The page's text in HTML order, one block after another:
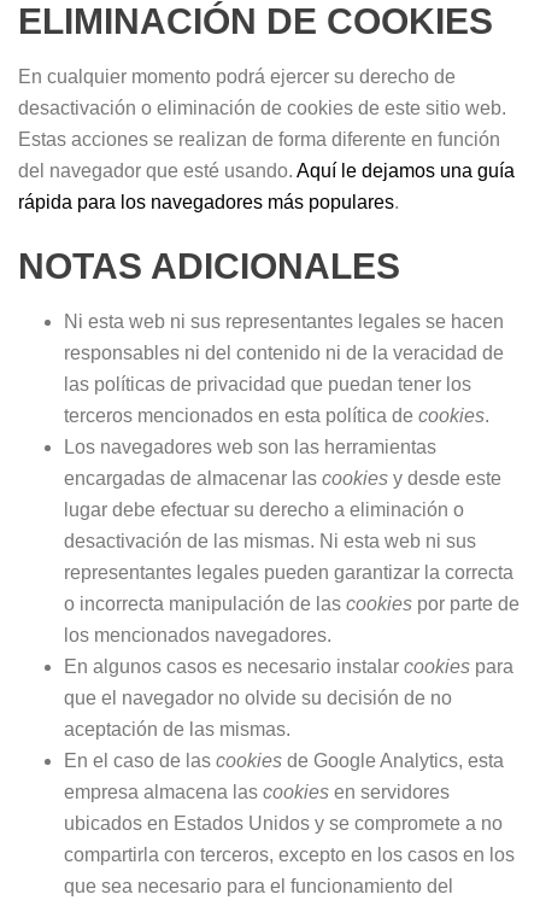
ELIMINACIÓN DE COOKIES
En cualquier momento podrá ejercer su derecho de
desactivación o eliminación de cookies de este sitio web.
Estas acciones se realizan de forma diferente en función
del navegador que esté usando. Aquí le dejamos una guía
rápida para los navegadores más populares.
NOTAS ADICIONALES
Ni esta web ni sus representantes legales se hacen
responsables ni del contenido ni de la veracidad de
las políticas de privacidad que puedan tener los
terceros mencionados en esta política de cookies.
Los navegadores web son las herramientas
encargadas de almacenar las cookiesy desde este
lugar debe efectuar su derecho a eliminación o
desactivación de las mismas. Ni esta web ni sus
representantes legales pueden garantizar la correcta
o incorrecta manipulación de las cookiespor parte de
los mencionados navegadores.
En algunos casos es necesario instalar cookiespara
que el navegador no olvide su decisión de no
aceptación de las mismas.
En el caso de las cookiesde Google Analytics, esta
empresa almacena las cookiesen servidores
ubicados en Estados Unidos y se compromete a no
compartirla con terceros, excepto en los casos en los
que sea necesario para el funcionamiento del